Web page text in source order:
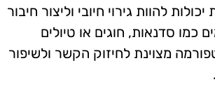
להוות גירוי חיובי וליצור חיבור
כמו סדנאות, חוגים או טיולים
מצוינת לחיזוק הקשר ולשיפור